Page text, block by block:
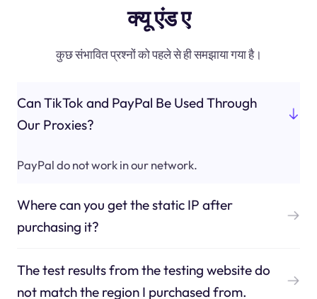
क्यू एंड ए
कुछ संभावित प्रश्नों को पहले से ही समझाया गया है।
Can TikTok and PayPal Be Used Through
Our Proxies?
PayPal do not work in our network.
Where can you get the static IP after
purchasing it?
The test results from the testing website do
not match the region I purchased from.